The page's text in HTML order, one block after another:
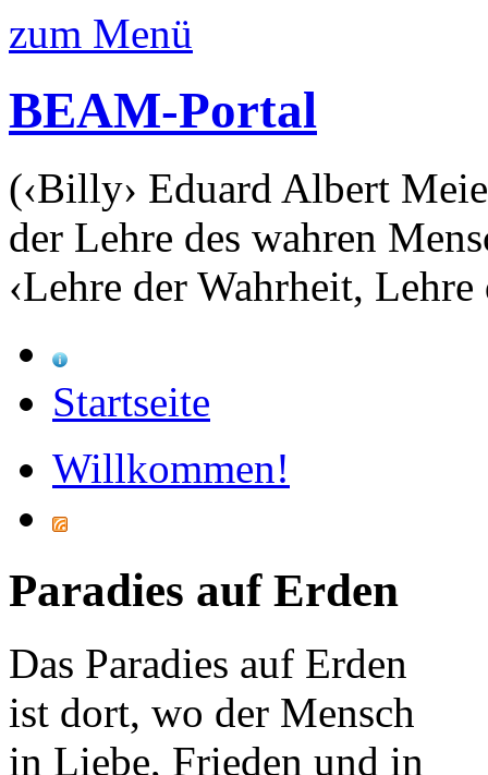
zum Menü
BEAM-Portal
(‹Billy› Eduard Albert
der Lehre des wahren
‹Lehre der Wahrheit, Lehre
Startseite
Willkommen!
Paradies auf Erden
Das Paradies auf Erden
ist dort, wo der Mensch
in Liebe, Frieden und in